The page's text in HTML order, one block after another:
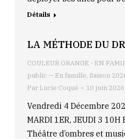
Détails
LA MÉTHODE DU
COULEUR ORANGE - EN
public — En famille, Saison
Par Lucie Coqué 10 juin 2026
Vendredi 4 Décembre
MARDI 1ER, JEUDI 3
Théâtre d’ombres et